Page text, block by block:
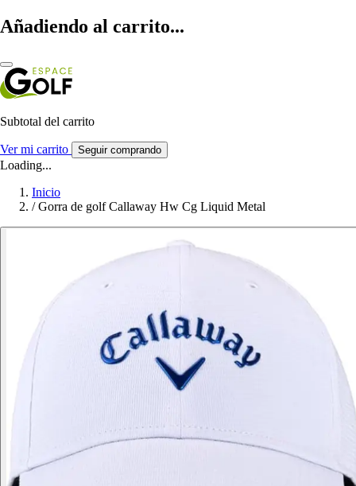
Añadiendo al carrito...
Subtotal del carrito
Ver mi carrito Seguir comprando
Loading...
Inicio
/ Gorra de golf Callaway Hw Cg Liquid Metal